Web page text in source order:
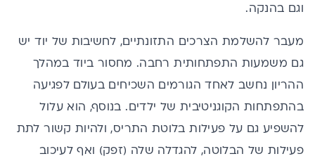
וגם בהנקה.
מעבר להשלמת הצרכים התזונתיים, לחשיבות של יוד יש
גם משמעות התפתחותית רחבה. מחסור ביוד במהלך
ההריון נחשב לאחד הגורמים השכיחים בעולם לפגיעה
בהתפתחות הקוגניטיבית של ילדים. בנוסף, הוא עלול
להשפיע גם על פעילות בלוטת התריס, ולהיות קשור לתת
פעילות של הבלוטה, להגדלה שלה (זפק) ואף לעיכוב